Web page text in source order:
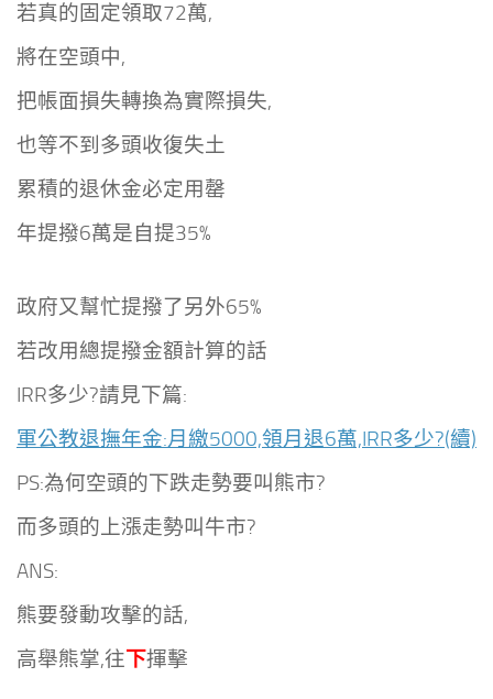
若真的固定領取72萬,
將在空頭中,
把帳面損失轉換為實際損失,
也等不到多頭收復失土
累積的退休金必定用罄
年提撥6萬是自提35%
政府又幫忙提撥了另外65%
若改用總提撥金額計算的話
IRR多少?請見下篇:
軍公教退撫年金:月繳5000,領月退6萬,IRR多少?(續)
PS:為何空頭的下跌走勢要叫熊市?
而多頭的上漲走勢叫牛市?
ANS:
熊要發動攻擊的話,
高舉熊掌,往下揮擊